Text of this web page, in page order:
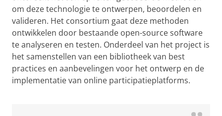
om deze technologie te ontwerpen, beoordelen en
valideren. Het consortium gaat deze methoden
ontwikkelen door bestaande open-source software
te analyseren en testen. Onderdeel van het project is
het samenstellen van een bibliotheek van best
practices en aanbevelingen voor het ontwerp en de
implementatie van online participatieplatforms.